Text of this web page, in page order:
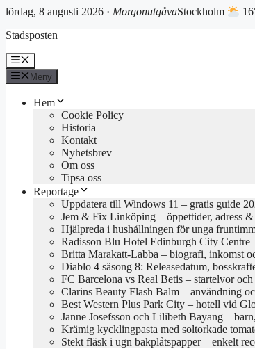
lördag, 8 augusti 2026 · MorgonutgåvaStockholm
till
Stadsposten
Meny
Meny
Hem
Cookie Policy
Historia
Kontakt
Nyhetsbrev
Om oss
Tipsa oss
Reportage
Uppdatera till Windows 11 – gratis guide
Jem & Fix Linköping – öppettider, adress
Hjälpreda i hushållningen för unga
Radisson Blu Hotel Edinburgh City Centre
Britta Marakatt-Labba – biografi, inkomst
Diablo 4 säsong 8: Releasedatum,
FC Barcelona vs Real Betis – startelvor och
Clarins Beauty Flash Balm – användning
Best Western Plus Park City – hotell vid
Janne Josefsson och Lilibeth Bayang –
Krämig kycklingpasta med soltorkade
Stekt fläsk i ugn bakplåtspapper – enkelt